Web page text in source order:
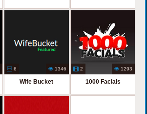
6 1346
Wife Bucket
2 1293
1000 Facials